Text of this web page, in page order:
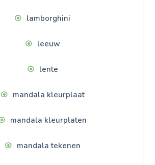
lamborghini
leeuw
lente
mandala kleurplaat
mandala kleurplaten
mandala tekenen